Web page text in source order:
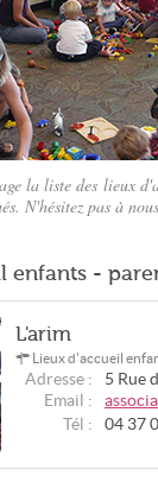
rencontre gratuit (San
la liste des lieux
N'hésitez pas à
enfants -
L'arim
Lieux d'accueil
Adresse : 5 Rue
Email :
Tél :
04 37